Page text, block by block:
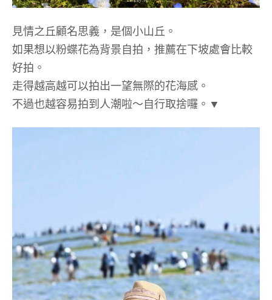
見情之丘顧名思義，是個小山丘。
如果想以粉蝶花為背景自拍，推薦在下坡處會比較
好拍。
走得越高越可以拍出一望無際的花海感。
不過也越容易拍到人潮啦～自行取捨囉。▼